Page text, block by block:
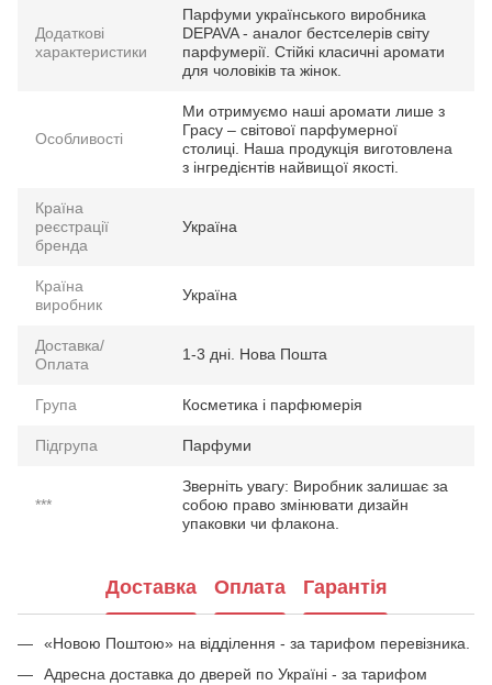
Додаткові
характеристики
Парфуми українського виробника
DEPAVA - аналог бестселерів світу
парфумерії. Стійкі класичні аромати
для чоловіків та жінок.
Особливості
Ми отримуємо наші аромати лише з
Грасу – світової парфумерної
столиці. Наша продукція виготовлена
з інгредієнтів найвищої якості.
Країна
реєстрації
бренда
Україна
Країна
виробник
Україна
Доставка/
Оплата
1-3 дні. Нова Пошта
Група Косметика і парфюмерія
Підгрупа Парфуми
***
Зверніть увагу: Виробник залишає за
собою право змінювати дизайн
упаковки чи флакона.
Доставка Оплата Гарантія
«Новою Поштою» на відділення - за тарифом перевізника.
Адресна доставка до дверей по Україні - за тарифом